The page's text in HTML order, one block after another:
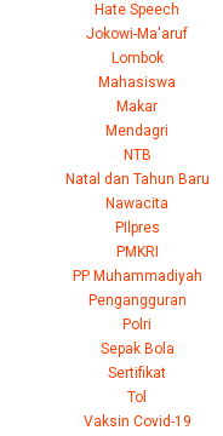
Hate Speech
Jokowi-Ma'aruf
Lombok
Mahasiswa
Makar
Mendagri
NTB
Natal dan Tahun Baru
Nawacita
PIlpres
PMKRI
PP Muhammadiyah
Pengangguran
Polri
Sepak Bola
Sertifikat
Tol
Vaksin Covid-19